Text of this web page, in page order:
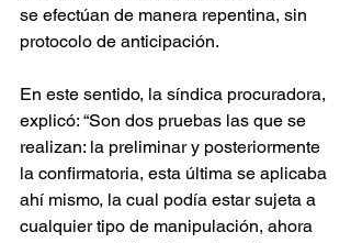
se efectúan de manera repentina, sin
protocolo de anticipación.
En este sentido, la síndica procuradora,
explicó: “Son dos pruebas las que se
realizan: la preliminar y posteriormente
la confirmatoria, esta última se aplicaba
ahí mismo, la cual podía estar sujeta a
cualquier tipo de manipulación, ahora